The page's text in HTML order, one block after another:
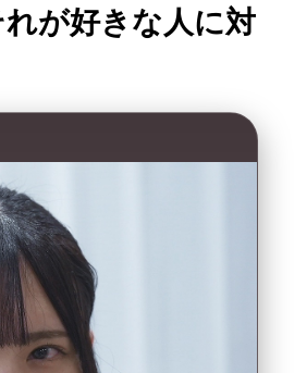
が好きな人に対